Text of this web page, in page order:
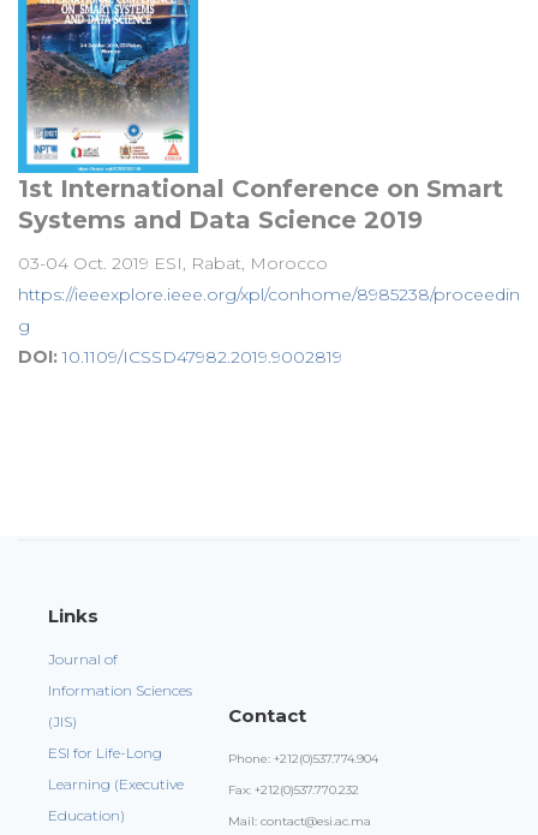
1st International Conference on Smart
Systems and Data Science 2019
03-04 Oct. 2019 ESI, Rabat, Morocco
https://ieeexplore.ieee.org/xpl/conhome/8985238/proceedin
g
DOI:10.1109/ICSSD47982.2019.9002819
Links
Journal of
Information Sciences
(JIS)
ESI for Life-Long
Learning (Executive
Education)
Contact
Phone: +212(0)537.774.904
Fax: +212(0)537.770.232
Mail: contact@esi.ac.ma